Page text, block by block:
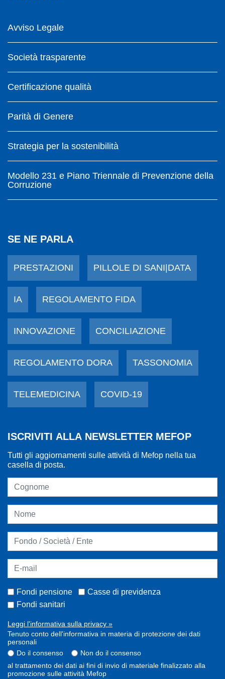
Avviso Legale
Società trasparente
Certificazione qualità
Parità di Genere
Strategia per la sostenibilità
Modello 231 e Piano Triennale di Prevenzione della
Corruzione
SE NE PARLA
PRESTAZIONI PILLOLE DI SANI|DATA
IA REGOLAMENTO FIDA
INNOVAZIONE CONCILIAZIONE
REGOLAMENTO DORA TASSONOMIA
TELEMEDICINA COVID-19
ISCRIVITI ALLA NEWSLETTER MEFOP
Tutti gli aggiornamenti sulle attività di Mefop nella tua
casella di posta.
Fondi pensione
Casse di previdenza
Fondi sanitari
Leggi l'informativa sulla privacy »
Tenuto conto dell'informativa in materia di protezione dei dati
personali
Do il consenso
Non do il consenso
al trattamento dei dati ai fini di invio di materiale finalizzato alla
promozione sulle attività Mefop